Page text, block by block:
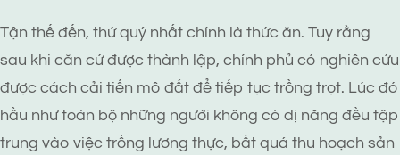
Tận thế đến, thứ quý nhất chính là thức ăn. Tuy rằng
sau khi căn cứ được thành lập, chính phủ có nghiên cứu
được cách cải tiến mô đất để tiếp tục trồng trọt. Lúc đó
hầu như toàn bộ những người không có dị năng đều tập
trung vào việc trồng lương thực, bất quá thu hoạch sản